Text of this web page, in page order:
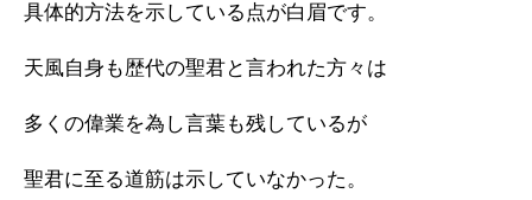
具体的方法を示している点が白眉です。
天風自身も歴代の聖君と言われた方々は
多くの偉業を為し言葉も残しているが
聖君に至る道筋は示していなかった。